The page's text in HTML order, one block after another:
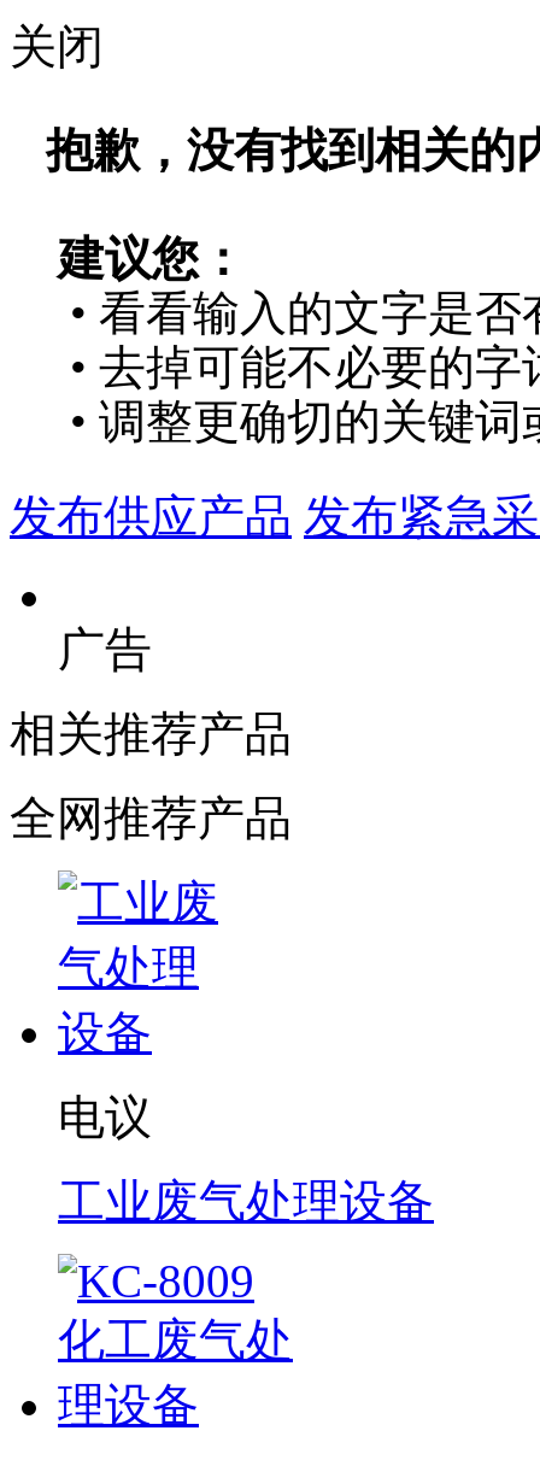
关闭
抱歉，没有找到相关的
建议您：
• 看看输入的文字是否
• 去掉可能不必要的字
• 调整更确切的关键
发布供应产品 发布紧急
广告
相关推荐产品
全网推荐产品
电议
工业废气处理设备